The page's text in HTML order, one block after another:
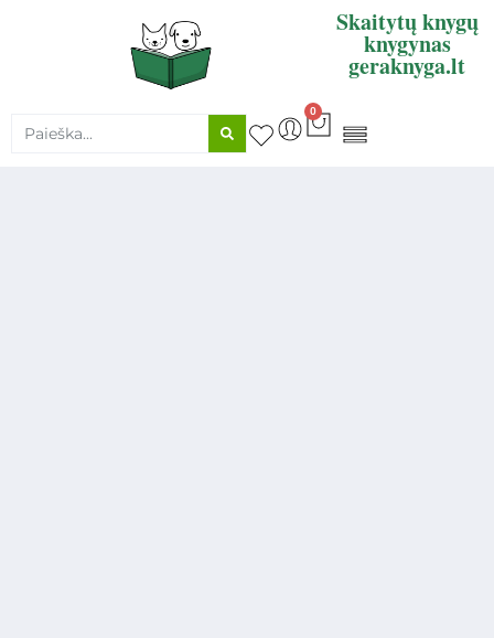
Skaitytų knygų
knygynas
geraknyga.lt
0